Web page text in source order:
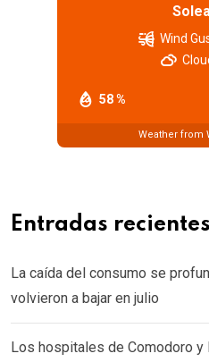
58 %
Wind
Weather from
Entradas recientes
La caída del consumo se
volvieron a bajar en julio
Los hospitales de Comodoro y